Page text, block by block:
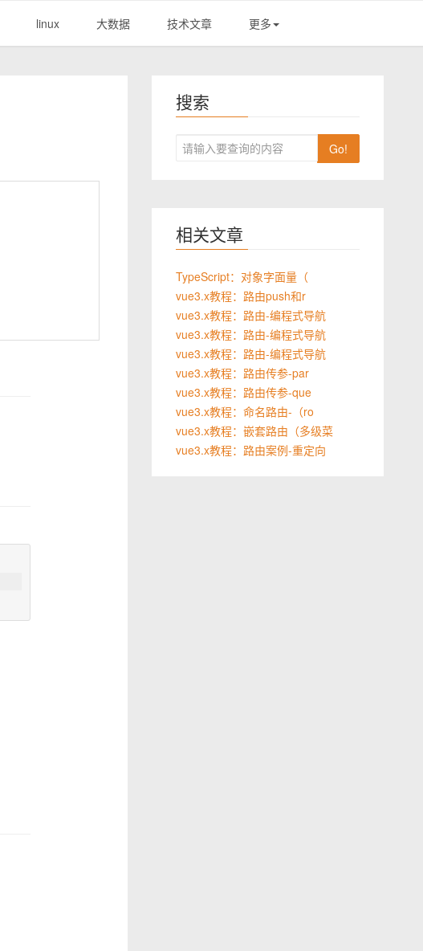
linux 大数据 技术文章 更多
搜索
Go!
相关文章
TypeScript：对象字面量（
vue3.x教程：路由push和r
vue3.x教程：路由-编程式导航
vue3.x教程：路由-编程式导航
vue3.x教程：路由-编程式导航
vue3.x教程：路由传参-par
vue3.x教程：路由传参-que
vue3.x教程：命名路由-（ro
vue3.x教程：嵌套路由（多级菜
vue3.x教程：路由案例-重定向